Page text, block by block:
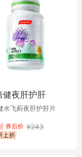
健夜肝护肝
水飞蓟夜肝护肝片
券后价 ¥243